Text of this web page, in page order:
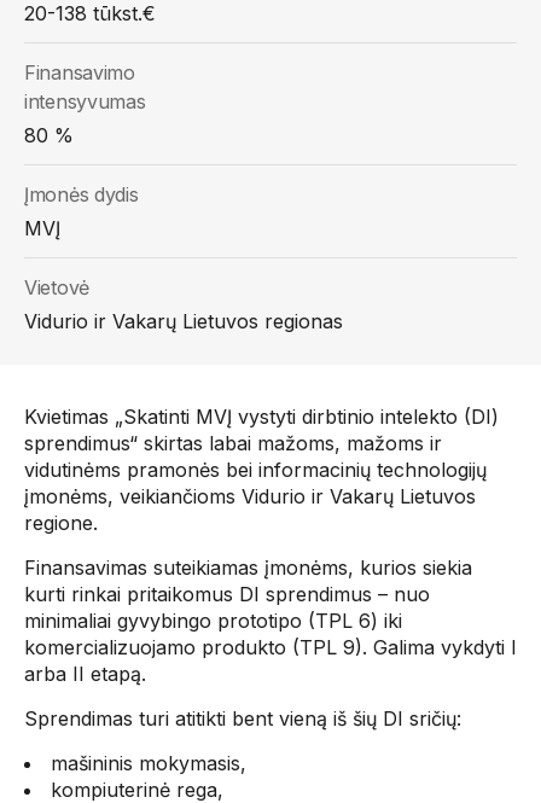
Kvietimas „Skatinti MVĮ vystyti dirbtinio intelekto (DI)
sprendimus“ skirtas labai mažoms, mažoms ir
vidutinėms pramonės bei informacinių technologijų
įmonėms, veikiančioms Vidurio ir Vakarų Lietuvos
regione.
Finansavimas suteikiamas įmonėms, kurios siekia
kurti rinkai pritaikomus DI sprendimus – nuo
minimaliai gyvybingo prototipo (TPL 6) iki
komercializuojamo produkto (TPL 9). Galima vykdyti I
arba II etapą.
Sprendimas turi atitikti bent vieną iš šių DI sričių:
mašininis mokymasis,
kompiuterinė rega,
20-138 tūkst.€
Finansavimo
intensyvumas
80 %
Įmonės dydis
MVĮ
Vietovė
Vidurio ir Vakarų Lietuvos regionas